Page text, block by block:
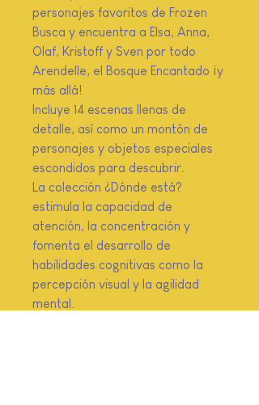
personajes favoritos de Frozen
Busca y encuentra a Elsa, Anna,
Olaf, Kristoff y Sven por todo
Arendelle, el Bosque Encantado ¡y
más allá!
Incluye 14 escenas llenas de
detalle, así como un montón de
personajes y objetos especiales
escondidos para descubrir.
La colección ¿Dónde está?
estimula la capacidad de
atención, la concentración y
fomenta el desarrollo de
habilidades cognitivas como la
percepción visual y la agilidad
mental.